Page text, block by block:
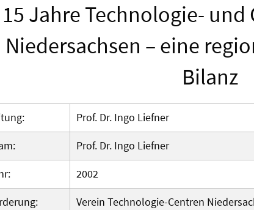
15 Jahre Technologie-
Niedersachsen – eine
Bilanz
Prof. Dr. Ingo Liefner
Prof. Dr. Ingo Liefner
2002
Verein Technologie-Centren